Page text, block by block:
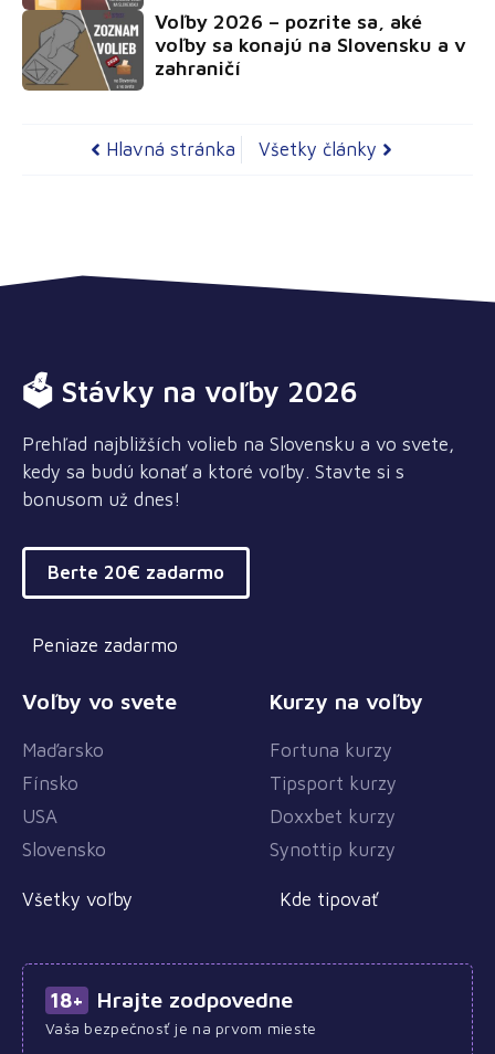
Voľby 2026 – pozrite sa, aké
voľby sa konajú na Slovensku a v
zahraničí
Hlavná stránka Všetky články
🗳 Stávky na voľby 2026
Prehľad najbližších volieb na Slovensku a vo svete,
kedy sa budú konať a ktoré voľby. Stavte si s
bonusom už dnes!
Berte 20€ zadarmo
Peniaze zadarmo
Voľby vo svete
Maďarsko
Fínsko
USA
Slovensko
Všetky voľby
Kurzy na voľby
Fortuna kurzy
Tipsport kurzy
Doxxbet kurzy
Synottip kurzy
Kde tipovať
18+ Hrajte zodpovedne
Vaša bezpečnosť je na prvom mieste